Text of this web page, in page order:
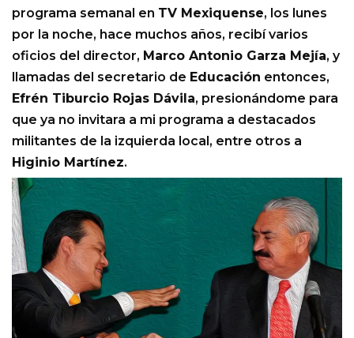
programa semanal en TV Mexiquense, los lunes
por la noche, hace muchos años, recibí varios
oficios del director, Marco Antonio Garza Mejía, y
llamadas del secretario de Educación entonces,
Efrén Tiburcio Rojas Dávila, presionándome para
que ya no invitara a mi programa a destacados
militantes de la izquierda local, entre otros a
Higinio Martínez.